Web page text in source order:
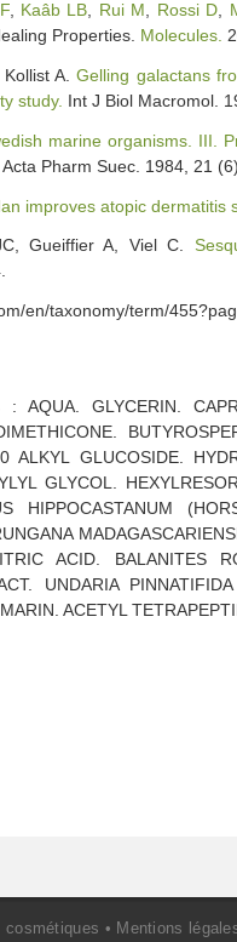
, Kaâb LB Rui M Rossi D
Properties. Molecules.
Kollist A.Gelling galactans
study. Int J Biol Macromol.
marine organisms. III.
Acta Pharm Suec. 1984, 21
improves atopic dermatitis
Gueiffier A, Viel C.
en/taxonomy/term/
: AQUA. GLYCERIN.
GLUCOSIDE.
GLYCOL.
HIPPOCASTANUM
ACID. BALANITES
UNDARIA
ACETYL
• Mentions